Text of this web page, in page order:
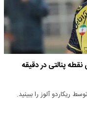
پنالتی در دقیقه
ریکاردو آلوز را ببینید.